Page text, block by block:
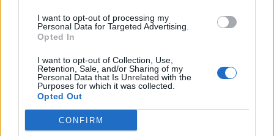
I want to opt-out of processing my
Personal Data for Targeted Advertising.
Opted In
I want to opt-out of Collection, Use,
Retention, Sale, and/or Sharing of my
Personal Data that Is Unrelated with the
Purposes for which it was collected.
Opted Out
CONFIRM
διορθωθούν στο σύστημα της ΕΑΕ.
Σε περιπτώσεις διαφοράς εκτάσεων Ε9 με
δηλωθείσα έκταση στην ΕΑΕ μπορούν να
προστεθούν και νέα ΑΤΑΚ, KAEK είτε στην
ΑΑΔΕ είτε στο σύστημα της ΕΑΕ.
Στη συνέχεια θα πραγματοποιηθούν οι
απαραίτητοι διασταυρωτικοί έλεγχοι και όσοι